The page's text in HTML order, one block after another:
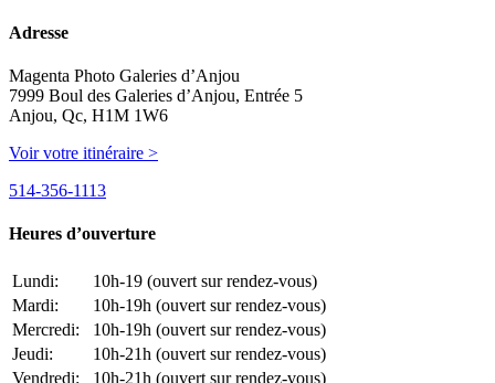
Adresse
Magenta Photo Galeries d’Anjou
7999 Boul des Galeries d’Anjou, Entrée 5
Anjou, Qc, H1M 1W6
Voir votre itinéraire >
514-356-1113
Heures d’ouverture
Lundi:
10h-19 (ouvert sur rendez-vous)
Mardi:
10h-19h (ouvert sur rendez-vous)
Mercredi:
10h-19h (ouvert sur rendez-vous)
Jeudi:
10h-21h (ouvert sur rendez-vous)
Vendredi:
10h-21h (ouvert sur rendez-vous)